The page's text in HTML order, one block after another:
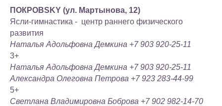
ПОКРОВSKY (ул. Мартынова, 12)
Ясли-гимнастика - центр раннего физического
развития
Наталья Адольфовна Демкина +7 903 920-25-11
3+
Наталья Адольфовна Демкина +7 903 920-25-11
Александра Олеговна Петрова +7 923 283-44-99
5+
Светлана Владимировна Боброва +7 902 982-14-70